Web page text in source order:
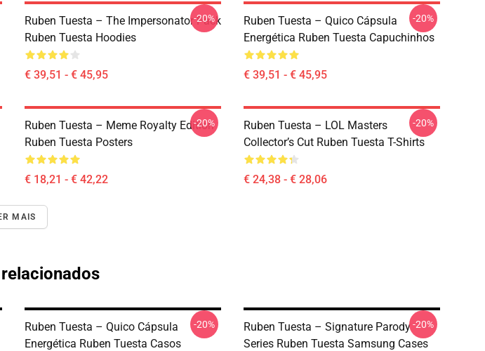
Ruben Tuesta – The Impersonator Pack
Ruben Tuesta Hoodies
€ 39,51 - € 45,95
-20%
Ruben Tuesta – Quico Cápsula
Energética Ruben Tuesta Capuchinhos
€ 39,51 - € 45,95
-20%
Ruben Tuesta – Meme Royalty Edition
Ruben Tuesta Posters
€ 18,21 - € 42,22
-20%
Ruben Tuesta – LOL Masters
Collector’s Cut Ruben Tuesta T-Shirts
€ 24,38 - € 28,06
-20%
MAIS
Ruben Tuesta – Quico Cápsula
Energética Ruben Tuesta Casos
-20%
Ruben Tuesta – Signature Parody
Series Ruben Tuesta Samsung Cases
-20%